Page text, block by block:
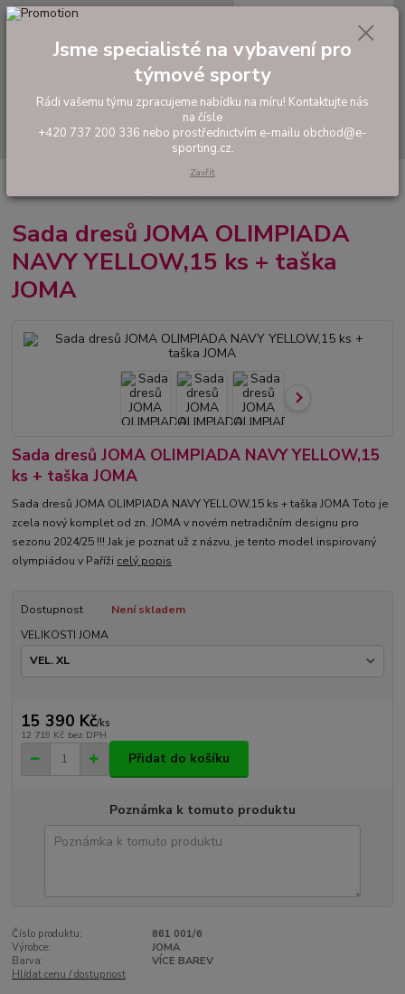
Hledat
tel: +420 737 200 336
0,00 Kč
Akční sady dresů
OLIMPIADA NAVY YELLOW,15 ks + taška JOMA
Sada dresů JOMA OLIMPIADA
NAVY YELLOW,15 ks + taška
JOMA
Sada dresů JOMA OLIMPIADA NAVY YELLOW,15
ks + taška JOMA
Sada dresů JOMA OLIMPIADA NAVY YELLOW,15 ks + taška JOMA Toto je
zcela nový komplet od zn. JOMA v novém netradičním designu pro
sezonu 2024/25 !!! Jak je poznat už z názvu, je tento model inspirovaný
olympiádou v Paříži celý popis
Dostupnost
Není skladem
VELIKOSTI JOMA
15 390 Kč/ks
12 719 Kč bez DPH
Přidat do košíku
Poznámka k tomuto produktu
Číslo produktu:
861 001/6
Výrobce:
JOMA
Barva:
VÍCE BAREV
Hlídat cenu / dostupnost
Jsme specialisté na vybavení pro
týmové sporty
Rádi vašemu týmu zpracujeme nabídku na míru! Kontaktujte nás
na čísle
+420 737 200 336 nebo prostřednictvím e-mailu obchod@e-
sporting.cz.
Zavřít